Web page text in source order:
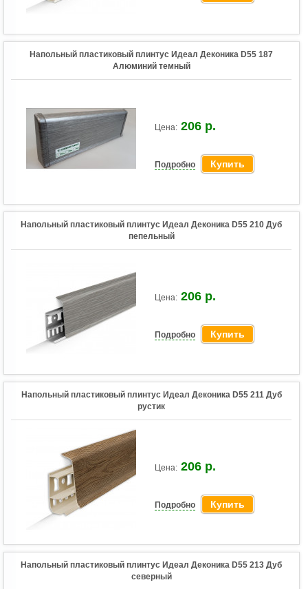
Напольный пластиковый плинтус Идеал Деконика D55 187
Алюминий темный
Цена: 206 р.
Подробно Купить
Напольный пластиковый плинтус Идеал Деконика D55 210 Дуб
пепельный
Цена: 206 р.
Подробно Купить
Напольный пластиковый плинтус Идеал Деконика D55 211 Дуб
рустик
Цена: 206 р.
Подробно Купить
Напольный пластиковый плинтус Идеал Деконика D55 213 Дуб
северный